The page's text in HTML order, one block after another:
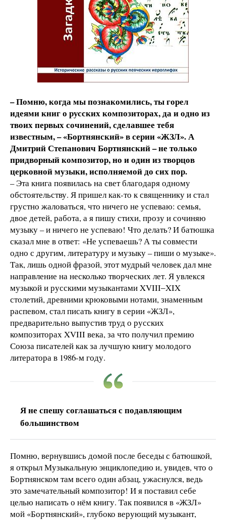
– Помню, когда мы познакомились, ты горел
идеями книг о русских композиторах, да и одно из
твоих первых сочинений, сделавшее тебя
известным, – «Бортнянский» в серии «ЖЗЛ». А
Дмитрий Степанович Бортнянский – не только
придворный композитор, но и один из творцов
церковной музыки, исполняемой до сих пор.
– Эта книга появилась на свет благодаря одному
обстоятельству. Я пришел как-то к священнику и стал
грустно жаловаться, что ничего не успеваю: семья,
двое детей, работа, а я пишу стихи, прозу и сочиняю
музыку – и ничего не успеваю! Что делать? И батюшка
сказал мне в ответ: «Не успеваешь? А ты совмести
одно с другим, литературу и музыку – пиши о музыке».
Так, лишь одной фразой, этот мудрый человек дал мне
направление на несколько творческих лет. Я увлекся
музыкой и русскими музыкантами XVIII‒XIX
столетий, древними крюковыми нотами, знаменным
распевом, стал писать книгу в серии «ЖЗЛ»,
предварительно выпустив труд о русских
композиторах XVIII века, за что получил премию
Союза писателей как за лучшую книгу молодого
литератора в 1986-м году.
Я не спешу соглашаться с подавляющим
большинством
Помню, вернувшись домой после беседы с батюшкой,
я открыл Музыкальную энциклопедию и, увидев, что о
Бортнянском там всего один абзац, ужаснулся, ведь
это замечательный композитор! И я поставил себе
целью написать о нём книгу. Так появился в «ЖЗЛ»
мой «Бортнянский», глубоко верующий музыкант,